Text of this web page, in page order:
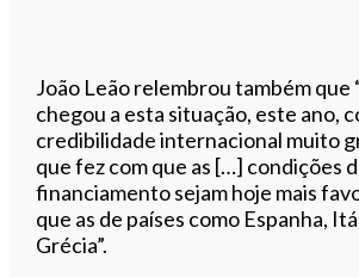
João Leão relembrou também que
chegou a esta situação, este ano,
credibilidade internacional muito
que fez com que as […] condições
financiamento sejam hoje mais
que as de países como Espanha,
Grécia”.